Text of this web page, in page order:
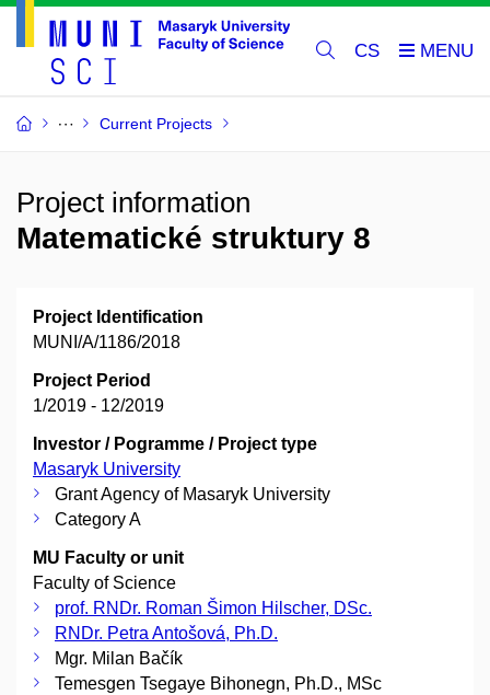
CS
Current Projects
Project information
Matematické struktury 8
Project Identification
MUNI/A/1186/2018
Project Period
1/2019 - 12/2019
Investor / Pogramme / Project type
Masaryk University
Grant Agency of Masaryk University
Category A
MU Faculty or unit
Faculty of Science
prof. RNDr. Roman Šimon Hilscher, DSc.
RNDr. Petra Antošová, Ph.D.
Mgr. Milan Bačík
Temesgen Tsegaye Bihonegn, Ph.D., MSc